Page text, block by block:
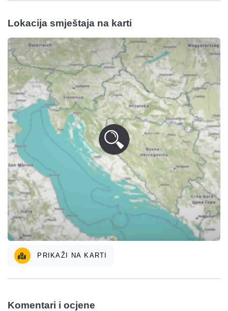
Lokacija smještaja na karti
PRIKAŽI NA KARTI
Komentari i ocjene